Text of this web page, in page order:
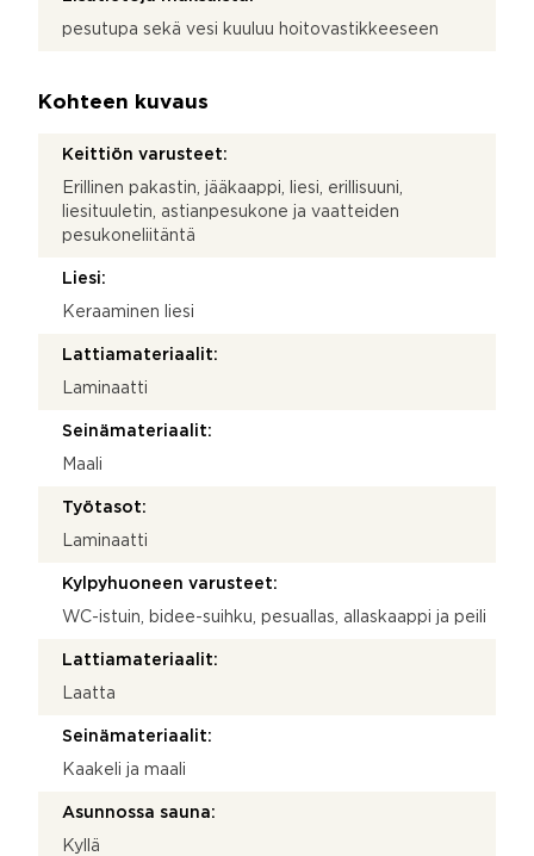
pesutupa sekä vesi kuuluu hoitovastikkeeseen
Kohteen kuvaus
Keittiön varusteet:
Erillinen pakastin, jääkaappi, liesi, erillisuuni,
liesituuletin, astianpesukone ja vaatteiden
pesukoneliitäntä
Liesi:
Keraaminen liesi
Lattiamateriaalit:
Laminaatti
Seinämateriaalit:
Maali
Työtasot:
Laminaatti
Kylpyhuoneen varusteet:
WC-istuin, bidee-suihku, pesuallas, allaskaappi ja peili
Lattiamateriaalit:
Laatta
Seinämateriaalit:
Kaakeli ja maali
Asunnossa sauna:
Kyllä